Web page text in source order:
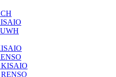
KISAIO